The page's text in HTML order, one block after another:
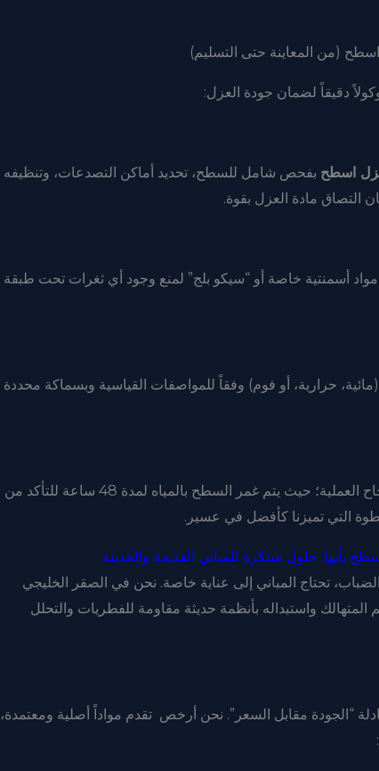
(من المعاينة حتى التسليم)
دقيقاً لضمان جودة العزل:
اسطح بفحص شامل للسطح، تحديد أماكن التصدعات، وتنظيفه
التصاق مادة العزل بقوة.
أسمنتية خاصة أو “سيكو بلج” لمنع وجود أي ثغرات تحت طبقة
حرارية، أو فوم) وفقاً للمواصفات القياسية وبسماكة محددة
لا نغادر الموقع قبل التأكد من نجاح العملية؛ حيث يتم غمر السطح بالمياه لمدة 48 ساعة للتأكد من
التي تميزنا كأفضل في عسير.
بأبها: حلول مبتكرة للمباني القديمة والحديثة
تحتاج المباني إلى عناية خاصة. نحن في الصقر الخليجي
واستبداله بأنظمة حديثة مقاومة للفطريات والتحلل
“الجودة مقابل السعر”. نحن أرخص تقدم مواداً أصلية ومعتمدة،